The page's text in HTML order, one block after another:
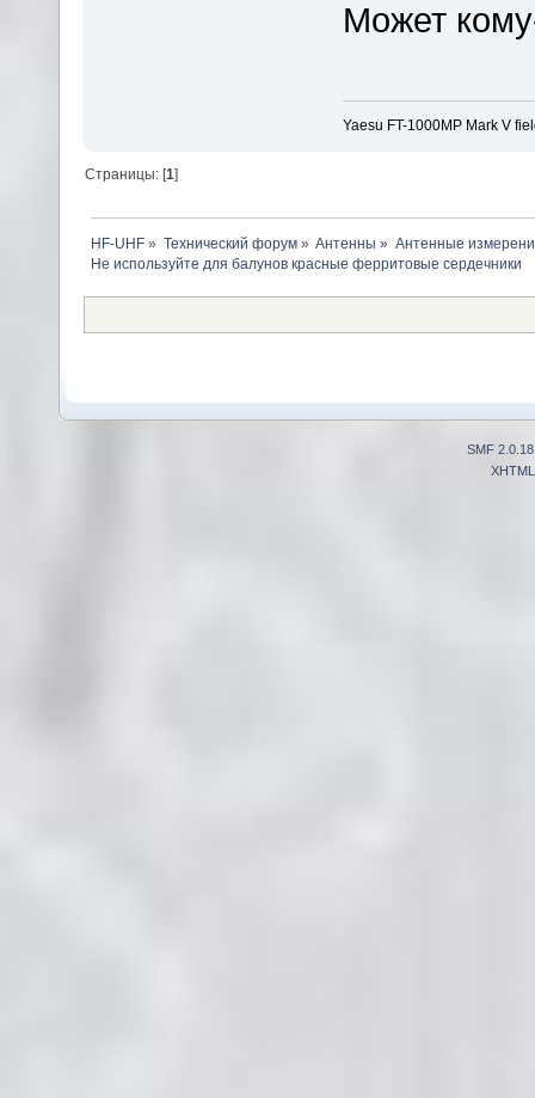
Может
Yaesu FT-1000MP Mark V
Страницы: [1]
HF-UHF» Технический форум» Антенны » Антенные
Не используйте для балунов красные ферритовые сердечники
SMF 2.0.18
XHTML